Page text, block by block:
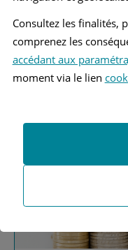
Vous
Consultez les finalités,
comprenez les
accédant aux
moment via le lien